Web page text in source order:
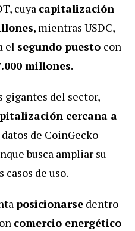
cuya capitalización
, mientras USDC,
el segundo puesto con
millones.
gigantes del sector,
cercana a
datos de CoinGecko
busca ampliar su
de uso.
posicionarse dentro
comercio energético